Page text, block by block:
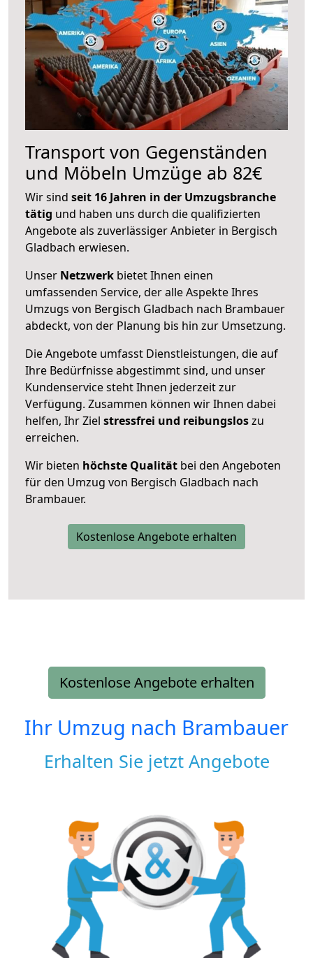
Transport von Gegenständen
und Möbeln Umzüge ab 82€
Wir sind seit 16 Jahren in der Umzugsbranche
tätig und haben uns durch die qualifizierten
Angebote als zuverlässiger Anbieter in Bergisch
Gladbach erwiesen.
Unser Netzwerk bietet Ihnen einen
umfassenden Service, der alle Aspekte Ihres
Umzugs von Bergisch Gladbach nach Brambauer
abdeckt, von der Planung bis hin zur Umsetzung.
Die Angebote umfasst Dienstleistungen, die auf
Ihre Bedürfnisse abgestimmt sind, und unser
Kundenservice steht Ihnen jederzeit zur
Verfügung. Zusammen können wir Ihnen dabei
helfen, Ihr Ziel stressfrei und reibungsloszu
erreichen.
Wir bieten höchste Qualität bei den Angeboten
für den Umzug von Bergisch Gladbach nach
Brambauer.
Kostenlose Angebote erhalten
Kostenlose Angebote erhalten
Ihr Umzug nach Brambauer
Erhalten Sie jetzt Angebote